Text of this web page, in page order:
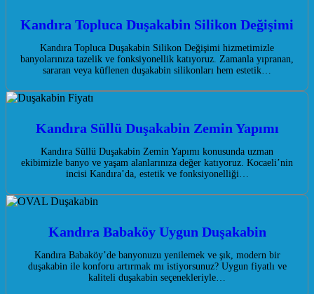
Kandıra Topluca Duşakabin Silikon Değişimi
Kandıra Topluca Duşakabin Silikon Değişimi hizmetimizle
banyolarınıza tazelik ve fonksiyonellik katıyoruz. Zamanla yıpranan,
sararan veya küflenen duşakabin silikonları hem estetik…
Kandıra Süllü Duşakabin Zemin Yapımı
Kandıra Süllü Duşakabin Zemin Yapımı konusunda uzman
ekibimizle banyo ve yaşam alanlarınıza değer katıyoruz. Kocaeli’nin
incisi Kandıra’da, estetik ve fonksiyonelliği…
Kandıra Babaköy Uygun Duşakabin
Kandıra Babaköy’de banyonuzu yenilemek ve şık, modern bir
duşakabin ile konforu artırmak mı istiyorsunuz? Uygun fiyatlı ve
kaliteli duşakabin seçenekleriyle…